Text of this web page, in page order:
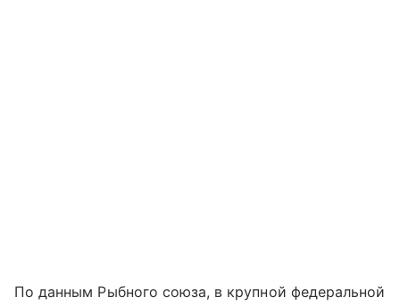
По данным Рыбного союза, в крупной федеральной